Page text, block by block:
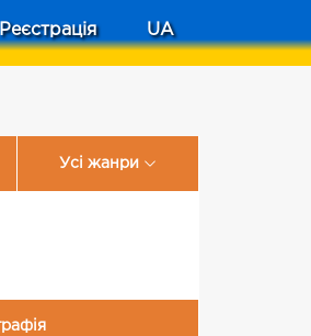
Реєстрація UA
Усі жанри